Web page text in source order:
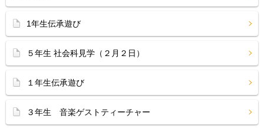
1年生伝承遊び
５年生 社会科見学（２月２日）
１年生伝承遊び
３年生 音楽ゲストティーチャー